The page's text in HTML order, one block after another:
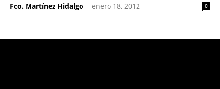
Fco. Martínez Hidalgo - enero 18, 2012 0